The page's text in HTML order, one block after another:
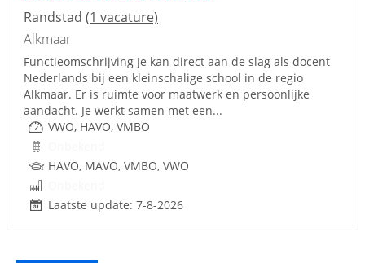
Randstad (1 vacature)
Alkmaar
Functieomschrijving Je kan direct aan de slag als docent
Nederlands bij een kleinschalige school in de regio
Alkmaar. Er is ruimte voor maatwerk en persoonlijke
aandacht. Je werkt samen met een...
VWO, HAVO, VMBO
HAVO, MAVO, VMBO, VWO
Laatste update: 7-8-2026